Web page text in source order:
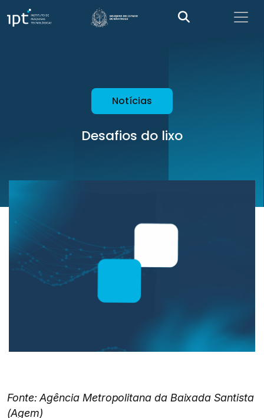
Notícias
Desafios do lixo
Fonte: Agência Metropolitana da Baixada Santista
(Agem)